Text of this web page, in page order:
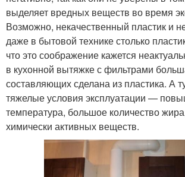
выделяет вредных веществ во время
Возможно, некачественный пластик и
даже в бытовой технике столько
что это соображение кажется
в кухонной вытяжке с фильтрами
составляющих сделана из пластика. А
тяжелые условия эксплуатации —
температура, большое количество
химически активных веществ.